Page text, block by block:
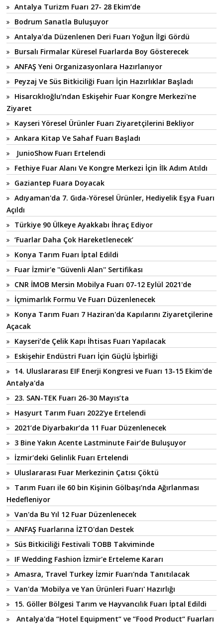
Antalya Turizm Fuarı 27- 28 Ekim’de
Bodrum Sanatla Buluşuyor
Antalya'da Düzenlenen Deri Fuarı Yoğun İlgi Gördü
Bursalı Firmalar Küresel Fuarlarda Boy Gösterecek
ANFAŞ Yeni Organizasyonlara Hazırlanıyor
Peyzaj Ve Süs Bitkiciliği Fuarı İçin Hazırlıklar Başladı
Hisarcıklıoğlu’ndan Eskişehir Fuar Kongre Merkezi'ne
Ziyaret
Kayseri Yöresel Ürünler Fuarı Ziyaretçilerini Bekliyor
Ankara Kitap Ve Sahaf Fuarı Başladı
JunioShow Fuarı Ertelendi
Fethiye Fuar Alanı Ve Kongre Merkezi İçin İlk Adım Atıldı
Gaziantep Fuara Doyacak
Adıyaman'da 7. Gıda-Yöresel Ürünler, Hediyelik Eşya Fuarı
Açıldı
Türkiye 90 Ülkeye Ayakkabı İhraç Ediyor
‘Fuarlar Daha Çok Hareketlenecek’
Konya Tarım Fuarı İptal Edildi
Fuar İzmir'e ''Güvenli Alan'' Sertifikası
CNR İMOB Mersin Mobilya Fuarı 07-12 Eylül 2021'de
İçmimarlık Formu Ve Fuarı Düzenlenecek
Konya Tarım Fuarı 7 Haziran'da Kapılarını Ziyaretçilerine
Açacak
Kayseri’de Çelik Kapı İhtisas Fuarı Yapılacak
Eskişehir Endüstri Fuarı İçin Güçlü İşbirliği
14. Uluslararası EIF Enerji Kongresi ve Fuarı 13-15 Ekim'de
Antalya'da
23. SAN-TEK Fuarı 26-30 Mayıs’ta
Hasyurt Tarım Fuarı 2022'ye Ertelendi
2021’de Diyarbakır’da 11 Fuar Düzenlenecek
3 Bine Yakın Acente Lastminute Fair’de Buluşuyor
İzmir'deki Gelinlik Fuarı Ertelendi
Uluslararası Fuar Merkezinin Çatısı Çöktü
Tarım Fuarı ile 60 bin Kişinin Gölbaşı’nda Ağırlanması
Hedefleniyor
Van'da Bu Yıl 12 Fuar Düzenlenecek
ANFAŞ Fuarlarına İZTO'dan Destek
Süs Bitkiciliği Festivali TOBB Takviminde
IF Wedding Fashion İzmir'e Erteleme Kararı
Amasra, Travel Turkey İzmir Fuarı'nda Tanıtılacak
Van'da 'Mobilya ve Yan Ürünleri Fuarı' Hazırlığı
15. Göller Bölgesi Tarım ve Hayvancılık Fuarı İptal Edildi
Antalya'da “Hotel Equipment“ ve “Food Product“ Fuarları